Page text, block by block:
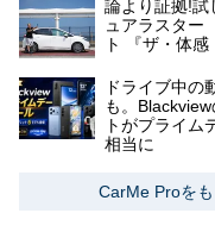
論より証拠!試
ュアラスタ
ト 『ザ・体
ドライブ中の
も。
トがプライム
相当に
CarMe Proを